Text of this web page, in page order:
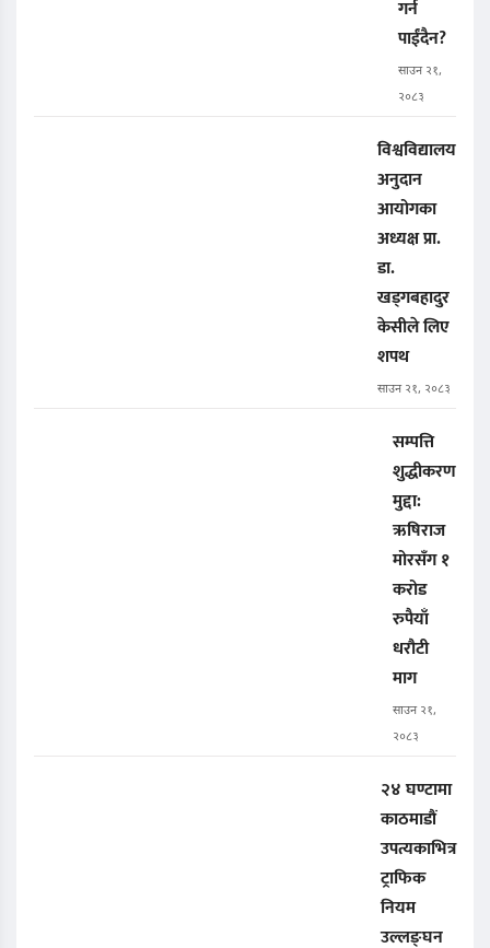
गर्न
पाईंदैन?
साउन २१,
२०८३
विश्वविद्यालय
अनुदान
आयोगका
अध्यक्ष प्रा.
डा.
खड्गबहादुर
केसीले लिए
शपथ
साउन २१, २०८३
सम्पत्ति
शुद्धीकरण
मुद्दा:
ऋषिराज
मोरसँग १
करोड
रुपैयाँ
धरौटी
माग
साउन २१,
२०८३
२४ घण्टामा
काठमाडौं
उपत्यकाभित्र
ट्राफिक
नियम
उल्लङ्घन